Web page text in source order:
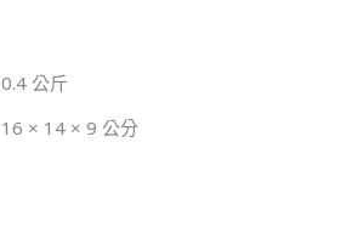
0.4 公斤
16 × 14 × 9 公分